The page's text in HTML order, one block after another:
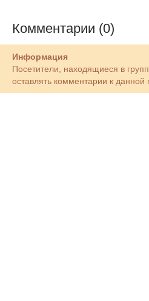
Комментарии (0)
Информация
Посетители, находящиеся в
оставлять комментарии к данной